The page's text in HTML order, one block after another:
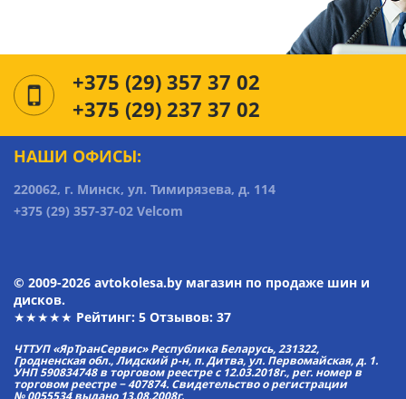
+375 (29) 357 37 02
+375 (29) 237 37 02
НАШИ ОФИСЫ:
220062, г. Минск, ул. Тимирязева, д. 114
+375 (29) 357-37-02 Velcom
© 2009-2026 avtokolesa.by магазин по продаже шин и
дисков.
★★★★★ Рейтинг: 5 Отзывов: 37
ЧТТУП «ЯрТранСервис» Республика Беларусь, 231322,
Гродненская обл., Лидский р-н, п. Дитва, ул. Первомайская, д. 1.
УНП 590834748 в торговом реестре с 12.03.2018г., рег. номер в
торговом реестре − 407874. Свидетельство о регистрации
№ 0055534 выдано 13.08.2008г.